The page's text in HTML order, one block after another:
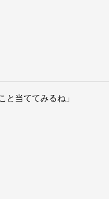
当ててみるね」